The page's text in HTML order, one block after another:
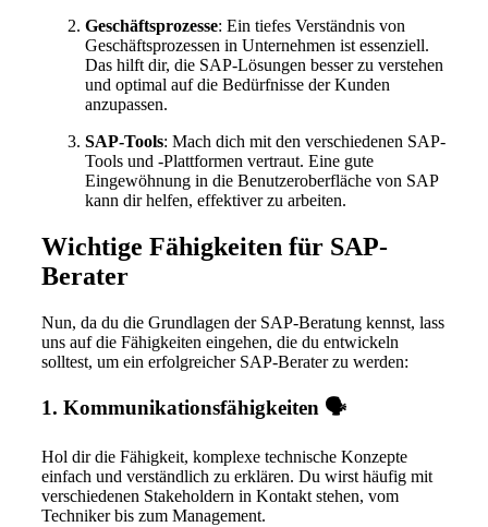
Geschäftsprozesse: Ein tiefes Verständnis von
Geschäftsprozessen in Unternehmen ist essenziell.
Das hilft dir, die SAP-Lösungen besser zu verstehen
und optimal auf die Bedürfnisse der Kunden
anzupassen.
SAP-Tools: Mach dich mit den verschiedenen SAP-
Tools und -Plattformen vertraut. Eine gute
Eingewöhnung in die Benutzeroberfläche von SAP
kann dir helfen, effektiver zu arbeiten.
Wichtige Fähigkeiten für SAP-
Berater
Nun, da du die Grundlagen der SAP-Beratung kennst, lass
uns auf die Fähigkeiten eingehen, die du entwickeln
solltest, um ein erfolgreicher SAP-Berater zu werden:
1. Kommunikationsfähigkeiten 🗣️
Hol dir die Fähigkeit, komplexe technische Konzepte
einfach und verständlich zu erklären. Du wirst häufig mit
verschiedenen Stakeholdern in Kontakt stehen, vom
Techniker bis zum Management.